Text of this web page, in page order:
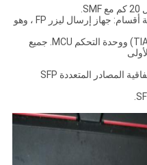
يتكون جهاز الإرسال والاستقبال من ثلاثة أقسام: جهاز إرسال ليزر FP ، وهو
وحدة التحكم في المضاعفات الوراثية (TIA) ووحدة التحكم MCU. جميع
تتوافق أجهزة الإرسال والاستقبال مع اتفاقية المصادر المتعددة SFP